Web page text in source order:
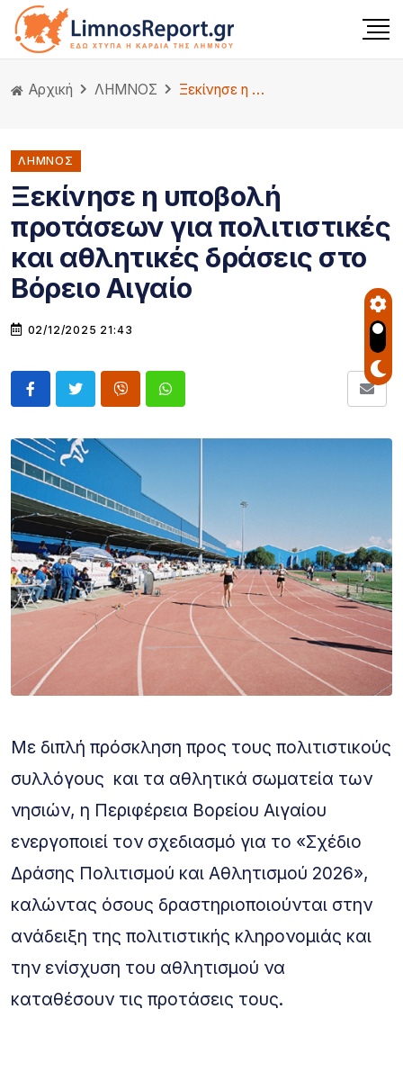
Αρχική ΛΗΜΝΟΣ Ξεκίνησε η υποβολή προτάσεων για πολιτιστικές και αθλητικές δράσεις στο Βόρειο Αιγαίο
ΛΗΜΝΟΣ
Ξεκίνησε η υποβολή
προτάσεων για πολιτιστικές
και αθλητικές δράσεις στο
Βόρειο Αιγαίο
02/12/2025 21:43
Με διπλή πρόσκληση προς τους πολιτιστικούς
συλλόγους και τα αθλητικά σωματεία των
νησιών, η Περιφέρεια Βορείου Αιγαίου
ενεργοποιεί τον σχεδιασμό για το «Σχέδιο
Δράσης Πολιτισμού και Αθλητισμού 2026»,
καλώντας όσους δραστηριοποιούνται στην
ανάδειξη της πολιτιστικής κληρονομιάς και
την ενίσχυση του αθλητισμού να
καταθέσουν τις προτάσεις τους.